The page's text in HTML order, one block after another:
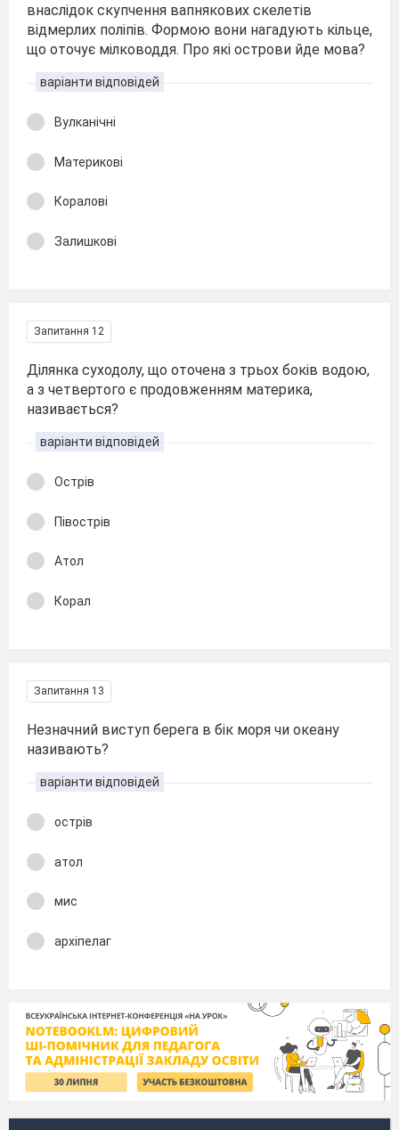
внаслідок скупчення вапнякових скелетів
відмерлих поліпів. Формою вони нагадують кільце,
що оточує мілководдя. Про які острови йде мова?
варіанти відповідей
Вулканічні
Материкові
Коралові
Залишкові
Запитання 12
Ділянка суходолу, що оточена з трьох боків водою,
а з четвертого є продовженням материка,
називається?
варіанти відповідей
Острів
Півострів
Атол
Корал
Запитання 13
Незначний виступ берега в бік моря чи океану
називають?
варіанти відповідей
острів
атол
мис
архіпелаг